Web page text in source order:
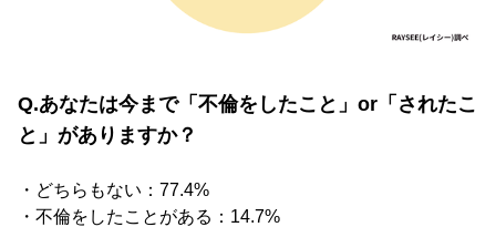
Q.あなたは今まで「不倫をしたこと」or「されたこ
と」がありますか？
・どちらもない：77.4%
・不倫をしたことがある：14.7%